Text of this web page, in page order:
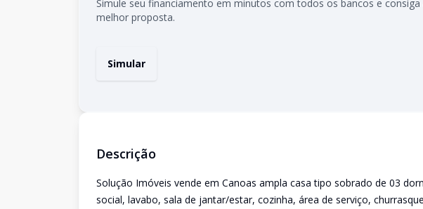
Simule seu financiamento em minutos com todos os bancos e consiga
melhor proposta.
Simular
Descrição
Solução Imóveis vende em Canoas ampla casa tipo sobrado de 03
social, lavabo, sala de jantar/estar, cozinha, área de serviço,